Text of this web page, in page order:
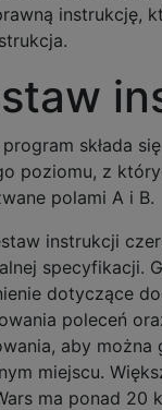
instrukcję,
składa
poziomu, z
polami A i B.
instrukcji
specyfikacji.
dotyczące
poleceń
aby można
miejscu.
ma ponad 20